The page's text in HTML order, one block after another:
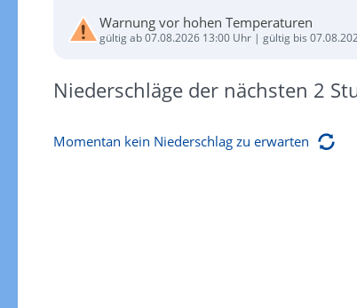
Warnung vor hohen Temperaturen
gültig ab 07.08.2026 13:00 Uhr | gültig bis
Niederschläge der nächsten 2
Momentan kein Niederschlag zu erwarten